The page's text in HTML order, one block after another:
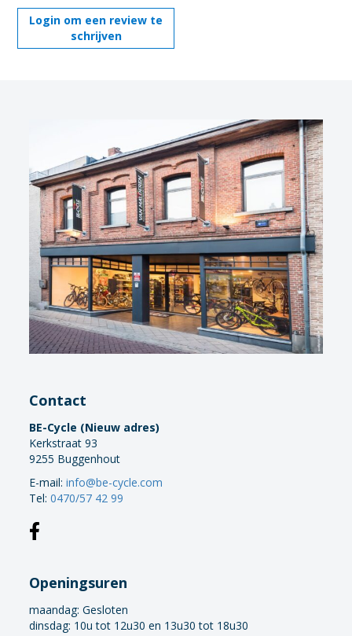
Login om een review te
schrijven
Contact
BE-Cycle (Nieuw adres)
Kerkstraat 93
9255 Buggenhout
E-mail:info@be-cycle.com
Tel:0470/57 42 99
Openingsuren
maandag:Gesloten
dinsdag: 10u tot 12u30 en 13u30 tot 18u30